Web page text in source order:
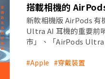
搭載相機的
Ultra 上市時間、
新款相機版 AirPods 有
Ultra AI 耳機的重要前
市」、「AirPods Ultra
#Apple #穿戴裝置